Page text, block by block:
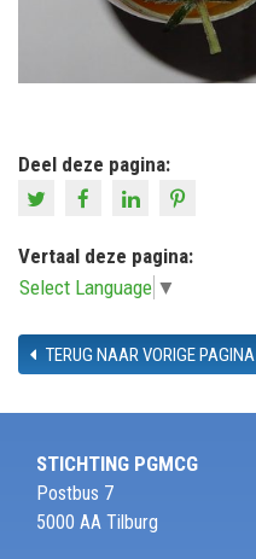
Deel deze pagina:
Vertaal deze pagina:
Select Language ▼
TERUG NAAR VORIGE PAGINA
STICHTING PGMCG
Postbus 7
5000 AA Tilburg